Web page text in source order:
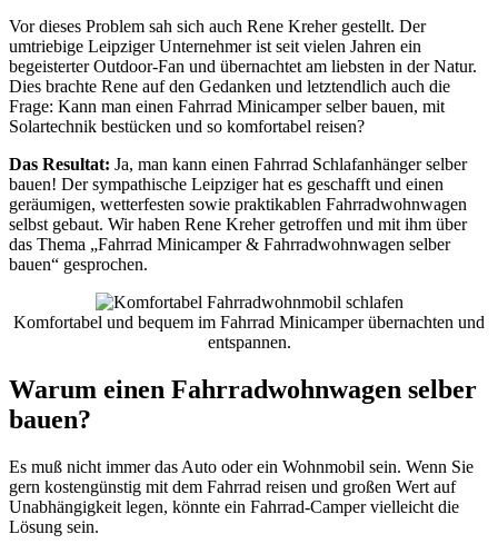
Vor dieses Problem sah sich auch Rene Kreher gestellt. Der
umtriebige Leipziger Unternehmer ist seit vielen Jahren ein
begeisterter Outdoor-Fan und übernachtet am liebsten in der Natur.
Dies brachte Rene auf den Gedanken und letztendlich auch die
Frage: Kann man einen Fahrrad Minicamper selber bauen, mit
Solartechnik bestücken und so komfortabel reisen?
Das Resultat: Ja, man kann einen Fahrrad Schlafanhänger selber
bauen! Der sympathische Leipziger hat es geschafft und einen
geräumigen, wetterfesten sowie praktikablen Fahrradwohnwagen
selbst gebaut. Wir haben Rene Kreher getroffen und mit ihm über
das Thema „Fahrrad Minicamper & Fahrradwohnwagen selber
bauen“ gesprochen.
Komfortabel und bequem im Fahrrad Minicamper übernachten und
entspannen.
Warum einen Fahrradwohnwagen selber
bauen?
Es muß nicht immer das Auto oder ein Wohnmobil sein. Wenn Sie
gern kostengünstig mit dem Fahrrad reisen und großen Wert auf
Unabhängigkeit legen, könnte ein Fahrrad-Camper vielleicht die
Lösung sein.